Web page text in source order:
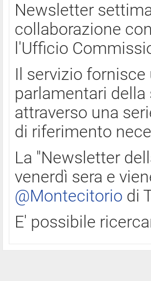
Newsletter
collaborazione
l'Ufficio
Il servizio
parlamentari
attraverso una
di riferimento
La "Newsletter
venerdì sera e
@Montecitorio di
E' possibile